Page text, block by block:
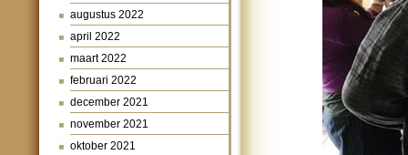
augustus 2022
april 2022
maart 2022
februari 2022
december 2021
november 2021
oktober 2021